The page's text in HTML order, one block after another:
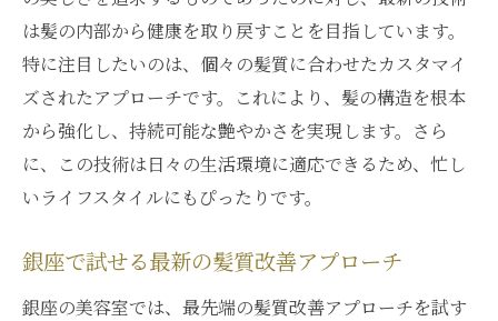
は髪の内部から健康を取り戻すことを目指しています。
特に注目したいのは、個々の髪質に合わせたカスタマイ
ズされたアプローチです。これにより、髪の構造を根本
から強化し、持続可能な艶やかさを実現します。さら
に、この技術は日々の生活環境に適応できるため、忙し
いライフスタイルにもぴったりです。
銀座で試せる最新の髪質改善アプローチ
銀座の美容室では、最先端の髪質改善アプローチを試す